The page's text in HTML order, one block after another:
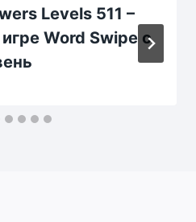
Levels 511 –
Word Swipe с